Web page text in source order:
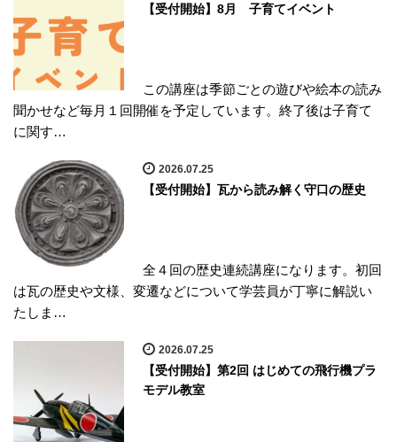
【受付開始】8月 子育てイベント
この講座は季節ごとの遊びや絵本の読み
聞かせなど毎月１回開催を予定しています。終了後は子育て
に関す…
2026.07.25
【受付開始】瓦から読み解く守口の歴史
全４回の歴史連続講座になります。初回
は瓦の歴史や文様、変遷などについて学芸員が丁寧に解説い
たしま…
2026.07.25
【受付開始】第2回 はじめての飛行機プラ
モデル教室